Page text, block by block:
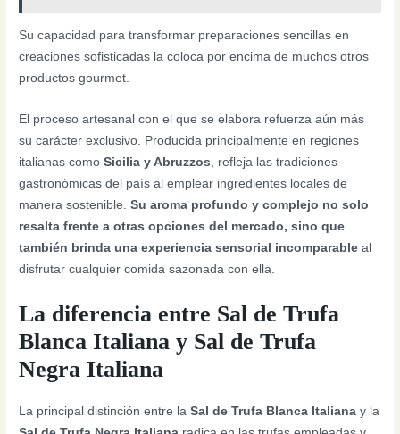
Su capacidad para transformar preparaciones sencillas en
creaciones sofisticadas la coloca por encima de muchos otros
productos gourmet.
El proceso artesanal con el que se elabora refuerza aún más
su carácter exclusivo. Producida principalmente en regiones
italianas comoSicilia y Abruzzos, refleja las tradiciones
gastronómicas del país al emplear ingredientes locales de
manera sostenible.Su aroma profundo y complejo no solo
resalta frente a otras opciones del mercado, sino que
también brinda una experiencia sensorial incomparable al
disfrutar cualquier comida sazonada con ella.
La diferencia entre Sal de Trufa
Blanca Italiana y Sal de Trufa
Negra Italiana
La principal distinción entre laSal de Trufa Blanca Italiana y la